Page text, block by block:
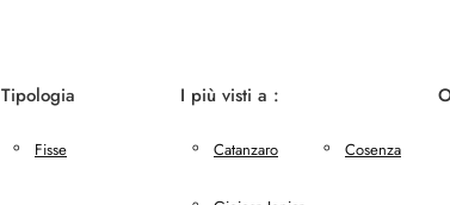
Tipologia
Fisse
I più visti a :
Catanzaro Cosenza